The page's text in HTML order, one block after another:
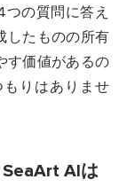
の質問に答え
したものの所有
す価値があるの
りはありませ
AIは